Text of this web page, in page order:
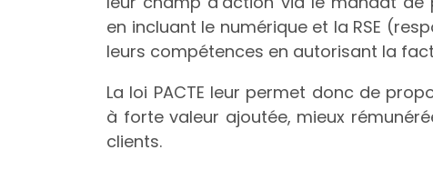
en incluant le numérique et la RSE
leurs compétences en autorisant la
La loi PACTE leur permet donc de
à forte valeur ajoutée, mieux
clients.